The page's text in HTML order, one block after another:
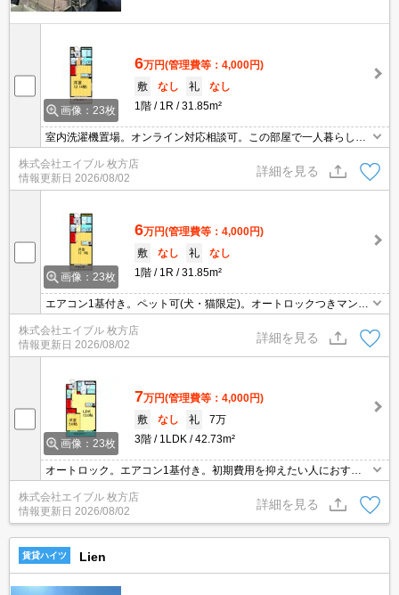
画像：23枚
6万円(管理費等：4,000円)
敷
なし 礼
なし
1階
1R 31.85m²
室内洗濯機置場。オンライン対応相談可。この部屋で一人暮らしを
Enjoy。オススメ物件。引越指定業者あり。ペットと一緒にお住ま
いできますよ。玄関オートロックなので安心。初期費用分割払い可
（保険料除く）。
株式会社エイブル 枚方店
情報更新日 2026/08/02
詳細を見る
画像：23枚
6万円(管理費等：4,000円)
敷
なし 礼
なし
1階
1R 31.85m²
エアコン1基付き。ペット可(犬・猫限定)。オートロックつきマンシ
ョン。初期費用・家賃カード払い可。家具配置はイメ－ジです。家
具・調度品等は含まれません。初期費用分割払い可（保険料除
く）。
株式会社エイブル 枚方店
情報更新日 2026/08/02
詳細を見る
画像：23枚
7万円(管理費等：4,000円)
敷
なし 礼
7万
3階
1LDK 42.73m²
オートロック。エアコン1基付き。初期費用を抑えたい人におすす
め。ペット応相談。ペット飼育の場合、家賃3,000円増。実物を見
てお確かめください。初期費用分割払い可（保険料除く）。
株式会社エイブル 枚方店
情報更新日 2026/08/02
詳細を見る
賃貸ハイツ Lien